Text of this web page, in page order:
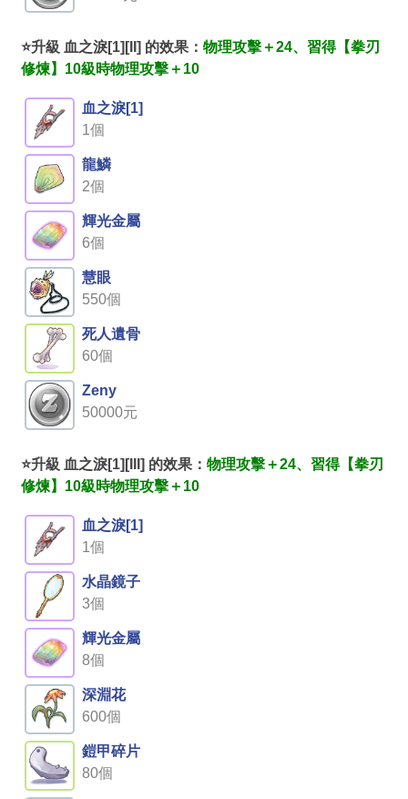
⭐升級 血之淚[1][II] 的效果： 物理攻擊＋24、習得【拳刃
修煉】10級時物理攻擊＋10
血之淚[1]
1個
龍鱗
2個
輝光金屬
6個
慧眼
550個
死人遺骨
60個
Zeny
50000元
⭐升級 血之淚[1][III] 的效果： 物理攻擊＋24、習得【拳刃
修煉】10級時物理攻擊＋10
血之淚[1]
1個
水晶鏡子
3個
輝光金屬
8個
深淵花
600個
鎧甲碎片
80個